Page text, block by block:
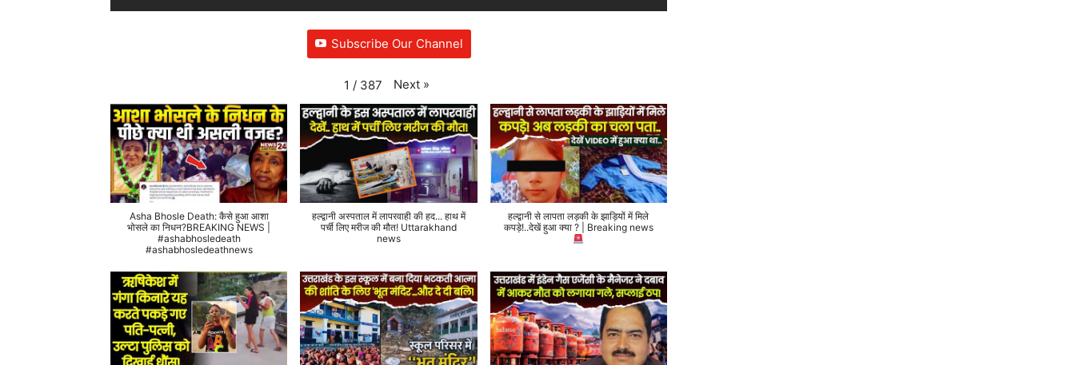
Subscribe Our Channel
1 / 387 Next »
Asha Bhosle Death: कैसे हुआ आशा
भोसले का निधन?BREAKING NEWS |
#ashabhosledeath
#ashabhosledeathnews
हल्द्वानी अस्पताल में लापरवाही की हद... हाथ में
पर्ची लिए मरीज की मौत! Uttarakhand
news
हल्द्वानी से लापता लड़की के झाड़ियों में मिले
कपड़े!..देखें हुआ क्या ? | Breaking news